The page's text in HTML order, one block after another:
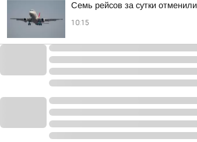
Семь рейсов за сутки
10:15